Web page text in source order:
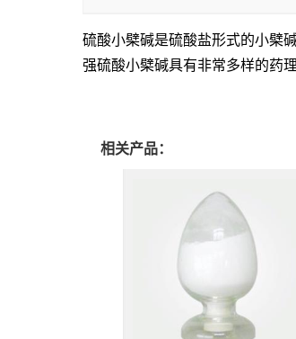
硫酸小檗碱是硫酸盐形式的小檗
强硫酸小檗碱具有非常多样的药理
相关产品：